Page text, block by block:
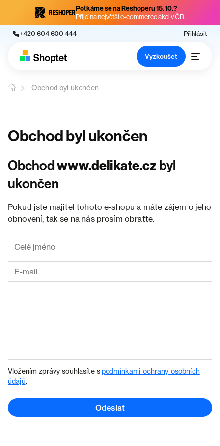
Potkáme se na Reshoperu 15. 10.?
Přijď na největší e-commerce akci v ČR.
+420 604 600 444 Přihlásit
Vyzkoušet
Obchod byl ukončen
Obchod byl ukončen
Obchodwww.delikate.cz byl
ukončen
Pokud jste majitel tohoto e-shopu a máte zájem o jeho
obnovení, tak se na nás prosím obraťte.
Vložením zprávy souhlasíte spodmínkami ochrany osobních
údajů.
Odeslat